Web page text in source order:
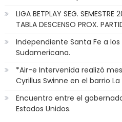
LIGA BETPLAY SEG. SEMESTRE
TABLA DESCENSO PROX.
Independiente Santa Fe a
Sudamericana.
*Air-e Intervenida realizó
Cyrillus Swinne en el barrio La
Encuentro entre el
Estados Unidos.